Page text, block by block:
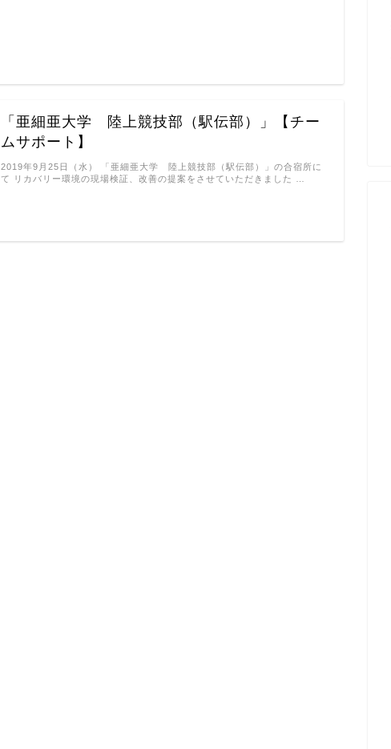
「亜細亜大学 陸上競技部（駅伝部）」【チー
ムサポート】
2019年9月25日（水） 「亜細亜大学 陸上競技部（駅伝部）」の合宿所に
て リカバリー環境の現場検証、改善の提案をさせていただきました …